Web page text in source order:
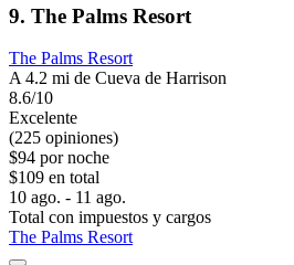
9. The Palms Resort
The Palms Resort
A 4.2 mi de Cueva de Harrison
8.6/10
Excelente
(225 opiniones)
$94 por noche
$109 en total
10 ago. - 11 ago.
Total con impuestos y cargos
The Palms Resort